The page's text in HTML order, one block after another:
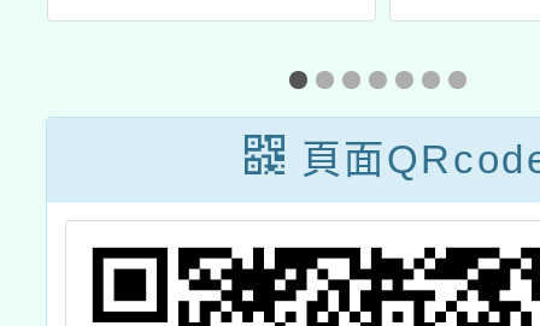
行政推動計畫子
計畫十三：科技
化評量系統增能
研習
學生學
材研
高
頁面